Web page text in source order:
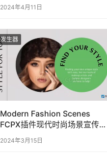
室视频片头
2024年4月11日
发生器
Modern Fashion Scenes
FCPX插件现代时尚场景宣传视
2024年3月15日